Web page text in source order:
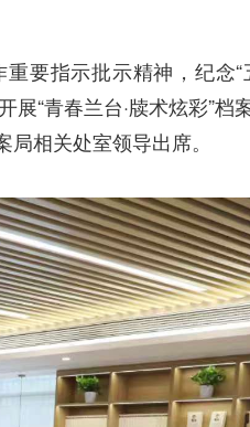
要指示批示精神， 纪念
“青春兰台·牍术炫彩”档
相关处室领导出席。